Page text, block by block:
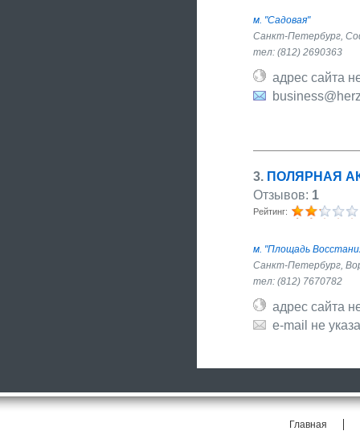
м. "Садовая"
Санкт-Петербург,
тел: (812) 2690363
адрес сайта
3. ПОЛЯРНАЯ
Отзывов: 1
Рейтинг:
м. "Площадь
Санкт-Петербург,
тел: (812) 7670782
адрес сайта
e-mail не
Главная